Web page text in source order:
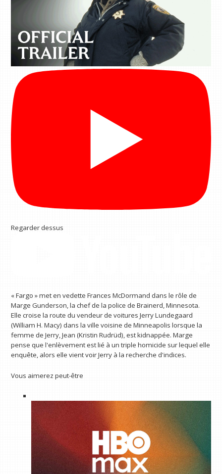
Regarder dessus
« Fargo » met en vedette Frances McDormand dans le rôle de
Marge Gunderson, la chef de la police de Brainerd, Minnesota.
Elle croise la route du vendeur de voitures Jerry Lundegaard
(William H. Macy) dans la ville voisine de Minneapolis lorsque la
femme de Jerry, Jean (Kristin Rudrüd), est kidnappée. Marge
pense que l'enlèvement est lié à un triple homicide sur lequel elle
enquête, alors elle vient voir Jerry à la recherche d'indices.
Vous aimerez peut-être